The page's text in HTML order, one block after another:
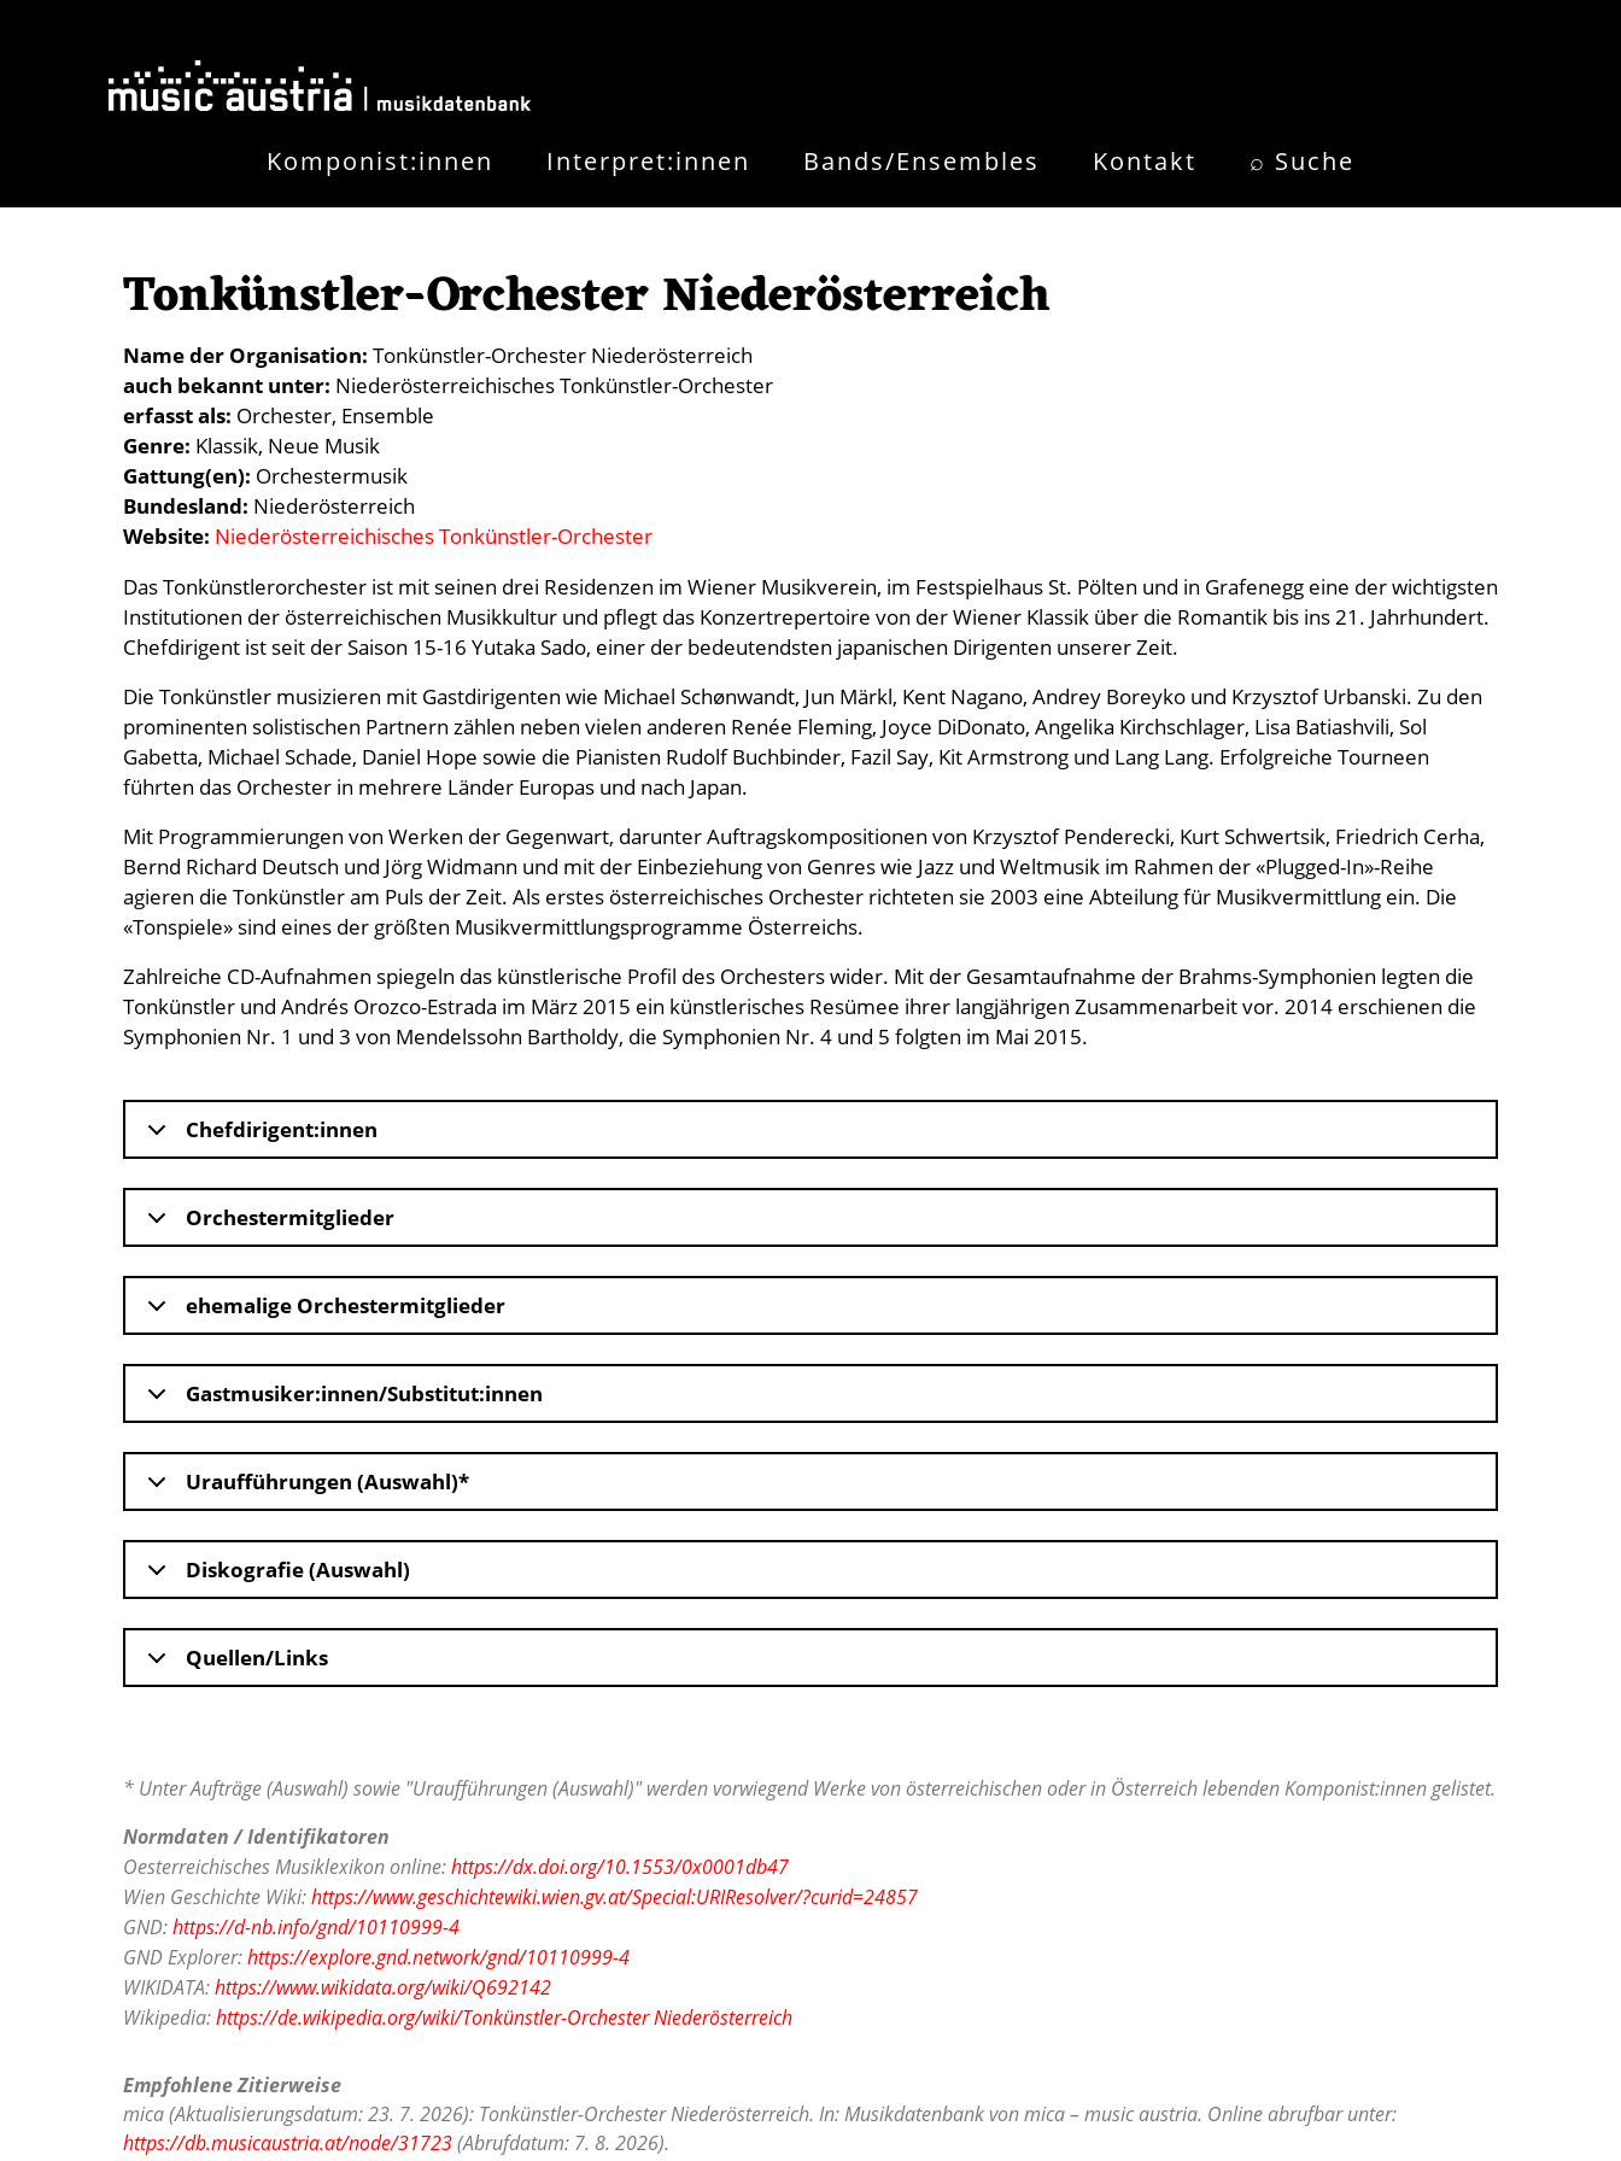
Komponist:innen Interpret:innen Bands/Ensembles Kontakt ⌕ Suche
Tonkünstler-Orchester Niederösterreich
Name der Organisation Tonkünstler-Orchester Niederösterreich
auch bekannt unter Niederösterreichisches Tonkünstler-Orchester
erfasst als Orchester Ensemble
Genre Klassik Neue Musik
Gattung(en) Orchestermusik
Bundesland Niederösterreich
Website Niederösterreichisches Tonkünstler-Orchester
Das Tonkünstlerorchester ist mit seinen drei Residenzen im Wiener Musikverein, im Festspielhaus St. Pölten und in Grafenegg eine der wichtigsten
Institutionen der österreichischen Musikkultur und pflegt das Konzertrepertoire von der Wiener Klassik über die Romantik bis ins 21. Jahrhundert.
Chefdirigent ist seit der Saison 15-16 Yutaka Sado, einer der bedeutendsten japanischen Dirigenten unserer Zeit.
Die Tonkünstler musizieren mit Gastdirigenten wie Michael Schønwandt, Jun Märkl, Kent Nagano, Andrey Boreyko und Krzysztof Urbanski. Zu den
prominenten solistischen Partnern zählen neben vielen anderen Renée Fleming, Joyce DiDonato, Angelika Kirchschlager, Lisa Batiashvili, Sol
Gabetta, Michael Schade, Daniel Hope sowie die Pianisten Rudolf Buchbinder, Fazil Say, Kit Armstrong und Lang Lang. Erfolgreiche Tourneen
führten das Orchester in mehrere Länder Europas und nach Japan.
Mit Programmierungen von Werken der Gegenwart, darunter Auftragskompositionen von Krzysztof Penderecki, Kurt Schwertsik, Friedrich Cerha,
Bernd Richard Deutsch und Jörg Widmann und mit der Einbeziehung von Genres wie Jazz und Weltmusik im Rahmen der «Plugged-In»-Reihe
agieren die Tonkünstler am Puls der Zeit. Als erstes österreichisches Orchester richteten sie 2003 eine Abteilung für Musikvermittlung ein. Die
«Tonspiele» sind eines der größten Musikvermittlungsprogramme Österreichs.
Zahlreiche CD-Aufnahmen spiegeln das künstlerische Profil des Orchesters wider. Mit der Gesamtaufnahme der Brahms-Symphonien legten die
Tonkünstler und Andrés Orozco-Estrada im März 2015 ein künstlerisches Resümee ihrer langjährigen Zusammenarbeit vor. 2014 erschienen die
Symphonien Nr. 1 und 3 von Mendelssohn Bartholdy, die Symphonien Nr. 4 und 5 folgten im Mai 2015.
Chefdirigent:innen
Orchestermitglieder
ehemalige Orchestermitglieder
Gastmusiker:innen/Substitut:innen
Uraufführungen (Auswahl)*
Diskografie (Auswahl)
Quellen/Links
* Unter Aufträge (Auswahl) sowie "Uraufführungen (Auswahl)" werden vorwiegend Werke von österreichischen oder in Österreich lebenden Komponist:innen gelistet.
Normdaten / Identifikatoren
Oesterreichisches Musiklexikon online:https://dx.doi.org/10.1553/0x0001db47
Wien Geschichte Wiki:https://www.geschichtewiki.wien.gv.at/Special:URIResolver/?curid=24857
GND:https://d-nb.info/gnd/10110999-4
GND Explorer:https://explore.gnd.network/gnd/10110999-4
WIKIDATA:https://www.wikidata.org/wiki/Q692142
Wikipedia:https://de.wikipedia.org/wiki/Tonkünstler-Orchester Niederösterreich
Empfohlene Zitierweise
mica (Aktualisierungsdatum: 23. 7. 2026): Tonkünstler-Orchester Niederösterreich. In: Musikdatenbank von mica – music austria. Online abrufbar unter:
https://db.musicaustria.at/node/31723(Abrufdatum: 7. 8. 2026).